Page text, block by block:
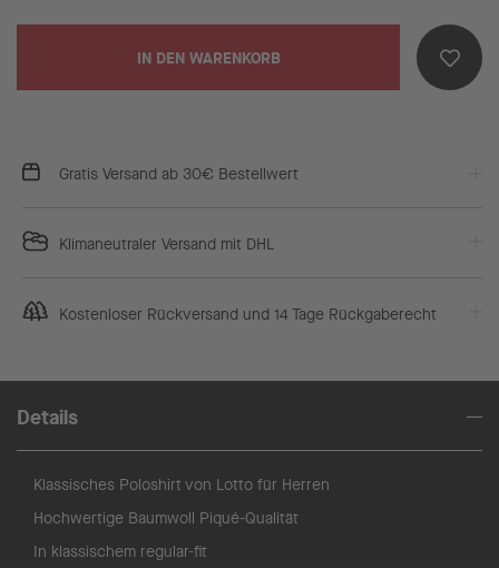
IN DEN WARENKORB
Gratis Versand ab 30€ Bestellwert
Klimaneutraler Versand mit DHL
Kostenloser Rückversand und 14 Tage Rückgaberecht
Details
Klassisches Poloshirt von Lotto für Herren
Hochwertige Baumwoll Piqué-Qualität
In klassischem regular-fit